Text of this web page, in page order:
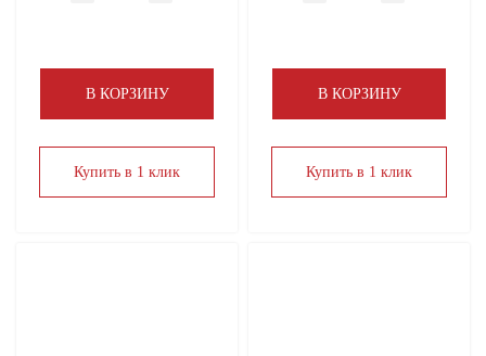
В КОРЗИНУ
Купить в 1 клик
В КОРЗИНУ
Купить в 1 клик